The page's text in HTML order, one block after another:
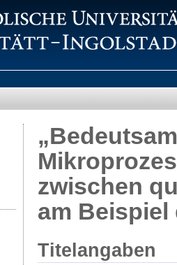
zwischen
am Beispiel
Titelangaben